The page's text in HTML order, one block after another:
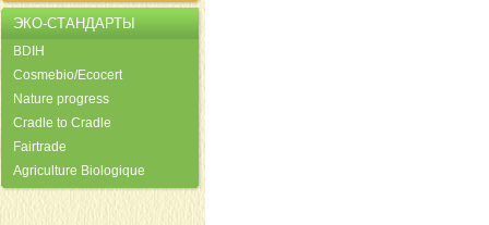
ЭКО-СТАНДАРТЫ
BDIH
Cosmebio/Ecocert
Nature progress
Cradle to Cradle
Fairtrade
Agriculture Biologique